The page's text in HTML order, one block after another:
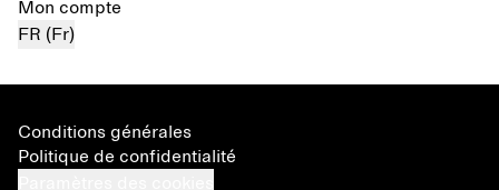
Mon compte
FR (Fr)
Conditions générales
Politique de confidentialité